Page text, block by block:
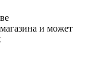
и может